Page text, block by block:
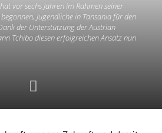
vor sechs Jahren im Rahmen seiner
Jugendliche in Tansania für den
der Unterstützung der Austrian
Tchibo diesen erfolgreichen Ansatz nun